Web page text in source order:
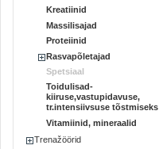
Kreatiinid
Massilisajad
Proteiinid
Rasvapõletajad
Spetsiaal
Toidulisad-
kiiruse,vastupidavuse,
tr.intensiivsuse tõstmiseks
Vitamiinid, mineraalid
Trenažöörid